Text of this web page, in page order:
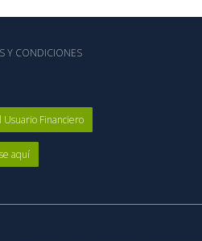
Y CONDICIONES
Usuario Financiero
aquí